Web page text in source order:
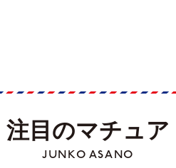
注目のマチュア
JUNKO ASANO